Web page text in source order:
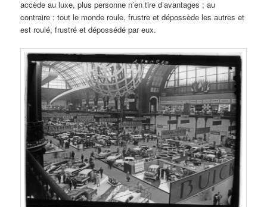
accède au luxe, plus personne n’en tire d’avantages ; au
contraire : tout le monde roule, frustre et dépossède les autres et
est roulé, frustré et dépossédé par eux.